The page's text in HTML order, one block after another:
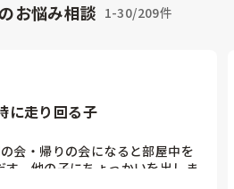
な支援をしてあげることがその子にと
と思うので、私の園では少しずつ保護
お悩み相談 1-30/209件
に走り回る子
会・帰りの会になると部屋中を
、他の子にちょっかいを出しま